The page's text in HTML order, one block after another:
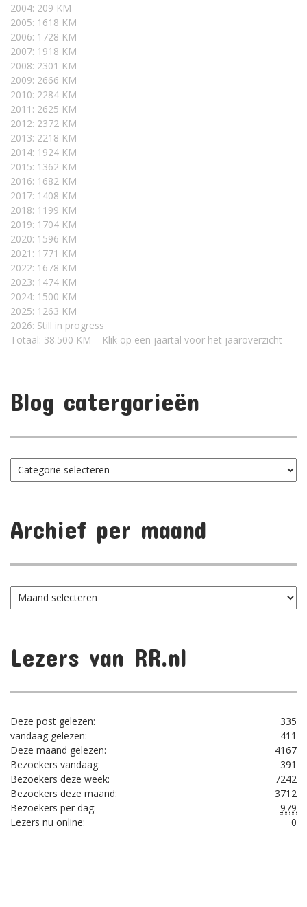
2004: 209 KM
2005: 1618 KM
2006: 1728 KM
2007: 1918 KM
2008: 2301 KM
2009: 2666 KM
2010: 2284 KM
2011: 2625 KM
2012: 2372 KM
2013: 2218 KM
2014: 1924 KM
2015: 1362 KM
2016: 1682 KM
2017: 1408 KM
2018: 1199 KM
2019: 1704 KM
2020: 1596 KM
2021: 1771 KM
2022: 1678 KM
2023: 1474 KM
2024: 1500 KM
2025: 1263 KM
2026: Still in progress
Totaal: 38.500 KM – Klik op een jaartal voor het jaaroverzicht
Blog catergorieën
Blog
catergorieën
Archief per maand
Archief
per
Lezers van RR.nl
335
Deze post gelezen:
411
vandaag gelezen:
4167
Deze maand gelezen:
391
Bezoekers vandaag:
7242
Bezoekers deze week:
3712
Bezoekers deze maand:
979
Bezoekers per dag:
0
Lezers nu online: